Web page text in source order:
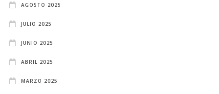
AGOSTO 2025
JULIO 2025
JUNIO 2025
ABRIL 2025
MARZO 2025